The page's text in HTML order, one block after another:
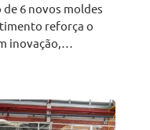
6 novos moldes
reforça o
inovação,